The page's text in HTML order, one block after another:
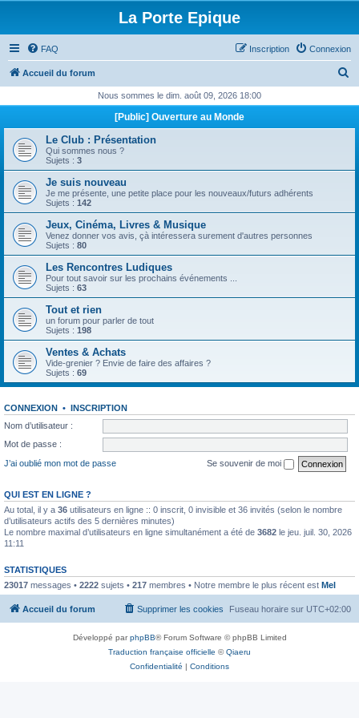
La Porte Epique
FAQ Connexion
Inscription
Accueil du forum
h
r
Nous sommes le dim. août 09, 2026 18:00
[Public] Ouverture au Monde
Le Club : Présentation
Qui sommes nous ?
Sujets : 3
Je suis nouveau
Je me présente, une petite place pour les nouveaux/futurs adhérents
Sujets : 142
Jeux, Cinéma, Livres & Musique
Venez donner vos avis, çà intéressera surement d'autres personnes
Sujets : 80
Les Rencontres Ludiques
Pour tout savoir sur les prochains événements ...
Sujets : 63
Tout et rien
un forum pour parler de tout
Sujets : 198
Ventes & Achats
Vide-grenier ? Envie de faire des affaires ?
Sujets : 69
CONNEXION • INSCRIPTION
Nom d’utilisateur :
Mot de passe :
J’ai oublié mon mot de passe
Se souvenir de moi
QUI EST EN LIGNE ?
Au total, il y a 36 utilisateurs en ligne :: 0 inscrit, 0 invisible et 36 invités (selon le nombre
d’utilisateurs actifs des 5 dernières minutes)
Le nombre maximal d’utilisateurs en ligne simultanément a été de 3682 le jeu. juil. 30, 2026
11:11
STATISTIQUES
23017 messages • 2222 sujets • 217 membres • Notre membre le plus récent est Mel
Accueil du forum Fuseau horaire sur UTC+02:00
Supprimer les cookies
Développé parphpBB® Forum Software © phpBB Limited
Traduction française officielle ©Qiaeru
Confidentialité | Conditions